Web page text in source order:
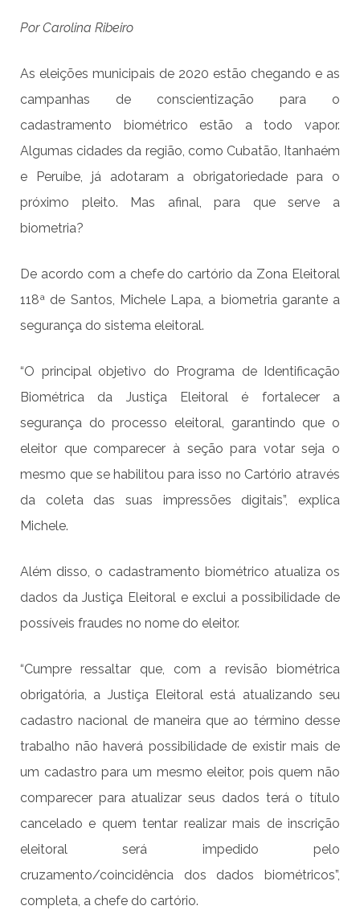
Por Carolina Ribeiro
As eleições municipais de 2020 estão chegando e as
campanhas de conscientização para o
cadastramento biométrico estão a todo vapor.
Algumas cidades da região, como Cubatão, Itanhaém
e Peruíbe, já adotaram a obrigatoriedade para o
próximo pleito. Mas afinal, para que serve a
biometria?
De acordo com a chefe do cartório da Zona Eleitoral
118ª de Santos, Michele Lapa, a biometria garante a
segurança do sistema eleitoral.
“O principal objetivo do Programa de Identificação
Biométrica da Justiça Eleitoral é fortalecer a
segurança do processo eleitoral, garantindo que o
eleitor que comparecer à seção para votar seja o
mesmo que se habilitou para isso no Cartório através
da coleta das suas impressões digitais”, explica
Michele.
Além disso, o cadastramento biométrico atualiza os
dados da Justiça Eleitoral e exclui a possibilidade de
possíveis fraudes no nome do eleitor.
“Cumpre ressaltar que, com a revisão biométrica
obrigatória, a Justiça Eleitoral está atualizando seu
cadastro nacional de maneira que ao término desse
trabalho não haverá possibilidade de existir mais de
um cadastro para um mesmo eleitor, pois quem não
comparecer para atualizar seus dados terá o título
cancelado e quem tentar realizar mais de inscrição
eleitoral será impedido pelo
cruzamento/coincidência dos dados biométricos”,
completa, a chefe do cartório.